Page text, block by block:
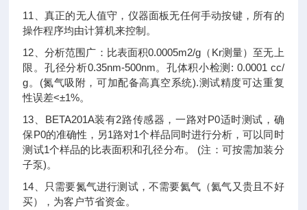
11、真正的无人值守，仪器面板无任何手动按键，所有的
操作程序均由计算机来控制。
12、分析范围广：比表面积0.0005m2/g（Kr测量）至无上
限。孔径分析0.35nm-500nm。孔体积小检测: 0.0001 cc/
g。(氮气吸附，可加配备高真空系统).测试精度可达重复
性误差<±1%。
13、BETA201A装有2路传感器，一路对P0适时测试，确
保P0的准确性，另1路对1个样品同时进行分析，可以同时
测试1个样品的比表面积和孔径分布。 (注：可按需加装分
子泵)。
14、只需要氮气进行测试，不需要氦气（氦气又贵且不好
买），为客户节省资金。